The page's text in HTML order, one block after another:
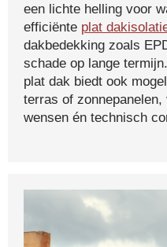
een lichte helling voor
efficiënte plat
dakbedekking zoals
schade op lange
plat dak biedt ook
terras of
wensen én technisch